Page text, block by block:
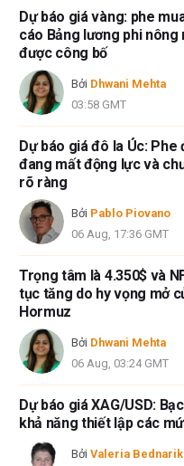
Dự báo giá vàng: phe
cáo Bảng lương phi nông
được công bố
Bởi Dhwani Mehta
03:58 GMT
Dự báo giá đô la Úc:
đang mất động lực và
rõ ràng
Bởi Pablo Piovano
06 Aug, 17:36 GMT
Trọng tâm là 4.350$ và
tục tăng do hy vọng mở
Hormuz
Bởi Dhwani Mehta
06 Aug, 03:24 GMT
Dự báo giá XAG/USD:
khả năng thiết lập các
Bởi Valeria Bednarik